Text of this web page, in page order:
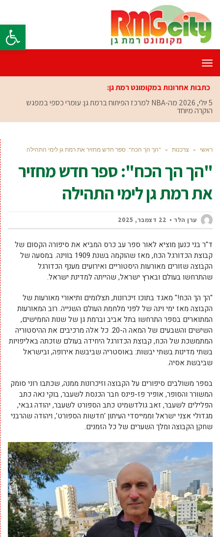
פתח
תפריט
כתבות אחרונות במקומונט רמת גן:
5 יולי, 2026
מה-NBA למרכז הפיתוח ברמת גן: עומרי כספי במפגש
הוקרה מיוחד
ראשי » צרכנות » "הך הך הכח": ספר חדש מחזיר את רמת גן לימי התהילה
"הך הך הכח": ספר חדש מחזיר
את רמת גן לימי התהילה
ערן הלר 22 דצמבר, 2025
ד"ר בני כנען מוציא לאור ספר עב כרס המביא את סיפורה הקסום של
קבוצת הכדורגל הכח, מאז שהוקמה בשנת 1909 בווינה. במסעה של
הקבוצה שזורים מאורעות היסטוריים ואירועים מענף הכדורגל
שהתרחשו בעולם ובארץ ישראל, שהייתה למדינת ישראל.
"הך הך הכח!" מאגד בתוכו זיכרונות, תצלומים ותיאורי מאורעות של
הקבוצה מאז ימי וינה של לפני מלחמת העולם השנייה. רוב המאורעות
המתוארים בספר התרחשו בתל אביב וברמת גן של שנות החמישים,
השישים והשבעים של המאה ה-20. כל אלה מרכיבים את ההיסטוריה
המתמשכת של הכח, קבוצת הכדורגל היחידה בעולם שזכתה באליפויות
בשתי מדינות בשתי יבשות: באוסטריה שביבשת אירופה, ובישראל
שביבשת אסיה.
בספר משולבים סיפורים על הקבוצה וזיכרונות ממנה, שכתבו רוני סומק
המשורר והסופר, אופיר פז-פינס חבר הכנסת לשעבר, בוקי נאה כתב
הפלילים לשעבר, זאב גולדשמיט כתב הספורט לשעבר, יהודה גבאי,
מגדולי אצני ישראל וממייסדי העיתון 'חדשות הספורט', ויהודה שהרבני
שחקן הקבוצה ומלך השערים של כל הזמנים.